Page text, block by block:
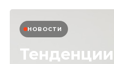
НОВОСТИ
Тенденции